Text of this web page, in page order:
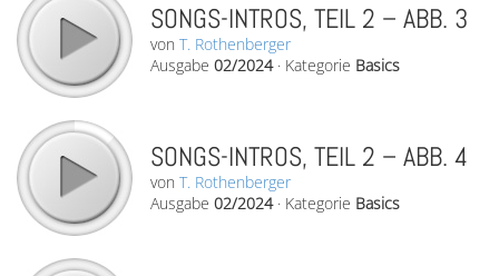
SONGS-INTROS, TEIL 2 – ABB. 3
von T. Rothenberger
Ausgabe 02/2024· Kategorie Basics
SONGS-INTROS, TEIL 2 – ABB. 4
von T. Rothenberger
Ausgabe 02/2024· Kategorie Basics